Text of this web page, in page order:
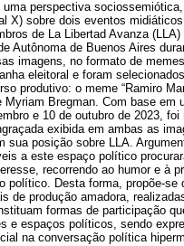
perspectiva
X) sobre dois eventos
de La Libertad Avanza
Autônoma de Buenos Aires
imagens, no formato de
eleitoral e foram
produtivo: o meme “Ramiro
Bregman. Com base em
e 10 de outubro de 2023,
exibida em ambas as
sua posição sobre LLA.
a este espaço político
recorrendo ao humor e à
político. Desta forma, propõe-se
de produção amadora,
formas de participação
e espaços políticos, sendo
na conversação política